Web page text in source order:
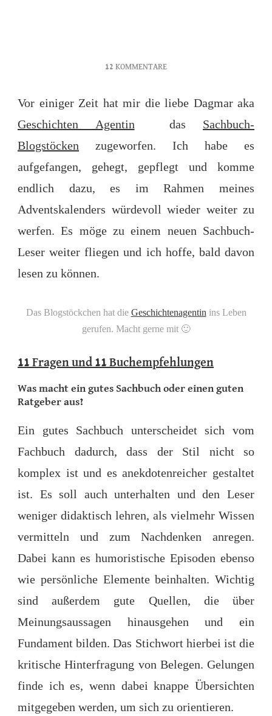
12 KOMMENTAREZU
FANGE
EIN
BLOG-
STÖCKCHEN
Vor einiger Zeit hat mir die liebe Dagmar aka
Geschichten Agentin das Sachbuch-
Blogstöcken zugeworfen. Ich habe es
aufgefangen, gehegt, gepflegt und komme
endlich dazu, es im Rahmen meines
Adventskalenders würdevoll wieder weiter zu
werfen. Es möge zu einem neuen Sachbuch-
Leser weiter fliegen und ich hoffe, bald davon
lesen zu können.
Das Blogstöckchen hat die Geschichtenagentin ins Leben
gerufen. Macht gerne mit 🙂
11 Fragen und 11 Buchempfehlungen
Was macht ein gutes Sachbuch oder einen guten
Ratgeber aus?
Ein gutes Sachbuch unterscheidet sich vom
Fachbuch dadurch, dass der Stil nicht so
komplex ist und es anekdotenreicher gestaltet
ist. Es soll auch unterhalten und den Leser
weniger didaktisch lehren, als vielmehr Wissen
vermitteln und zum Nachdenken anregen.
Dabei kann es humoristische Episoden ebenso
wie persönliche Elemente beinhalten. Wichtig
sind außerdem gute Quellen, die über
Meinungsaussagen hinausgehen und ein
Fundament bilden. Das Stichwort hierbei ist die
kritische Hinterfragung von Belegen. Gelungen
finde ich es, wenn dabei knappe Übersichten
mitgegeben werden, um sich zu orientieren.